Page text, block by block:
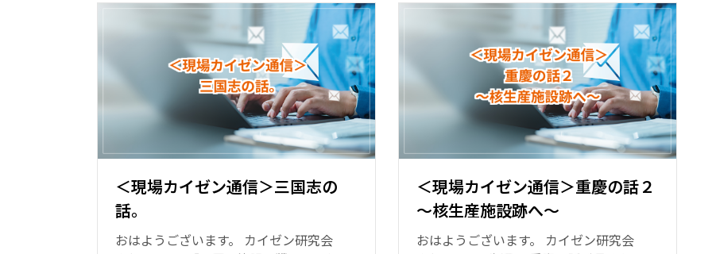
＜現場カイゼン通信＞三国志の
話。
おはようございます。 カイゼン研究会
＜現場カイゼン通信＞重慶の話２
～核生産施設跡へ～
おはようございます。 カイゼン研究会